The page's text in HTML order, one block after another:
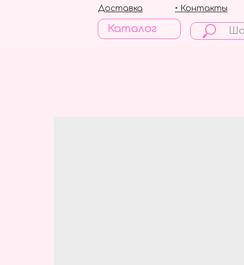
Каталог
• Контакты
Доставка